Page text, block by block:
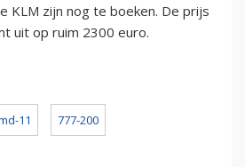
KLM zijn nog te boeken. De prijs
uit op ruim 2300 euro.
11 777-200